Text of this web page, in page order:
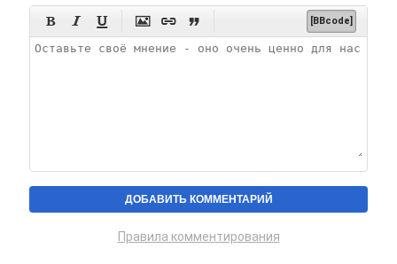
      [BBcode]
Правила комментирования